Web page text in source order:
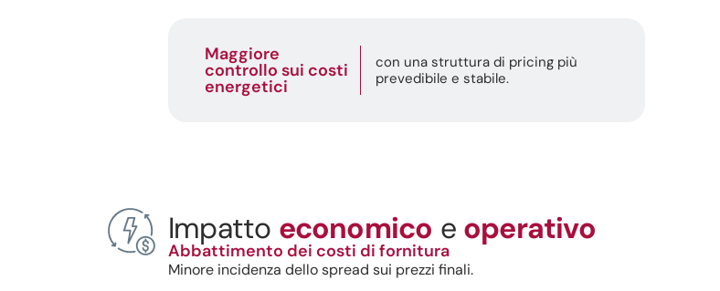
Maggiore
controllo sui costi
energetici
con una struttura di pricing più
prevedibile e stabile.
Impatto economico e operativo
Abbattimento dei costi di fornitura
Minore incidenza dello spread sui prezzi finali.